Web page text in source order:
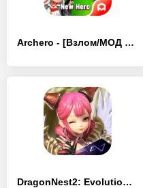
Archero - [Взлом/МОД Много денег]
DragonNest2: Evolution - [Взлом/МОД Бесконечные деньги]